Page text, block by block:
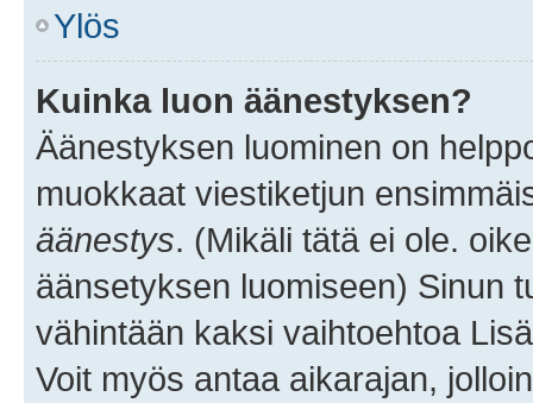
Ylös
Kuinka luon äänestyksen?
Äänestyksen luominen on
muokkaat viestiketjun
äänestys. (Mikäli tätä ei ole.
äänsetyksen luomiseen) Sinun
vähintään kaksi vaihtoehtoa
Voit myös antaa aikarajan,